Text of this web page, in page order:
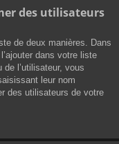
des utilisateurs
de deux manières. Dans
dans votre liste
de l’utilisateur, vous
leur nom
des utilisateurs de votre